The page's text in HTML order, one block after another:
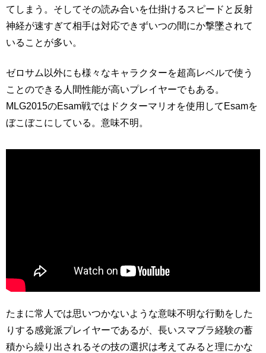
てしまう。そしてその読み合いを仕掛けるスピードと反射
神経が速すぎて相手は対応できずいつの間にか撃墜されて
いることが多い。
ゼロサム以外にも様々なキャラクターを超高レベルで使う
ことのできる人間性能が高いプレイヤーでもある。
MLG2015のEsam戦ではドクターマリオを使用してEsamを
ぼこぼこにしている。意味不明。
たまに常人では思いつかないような意味不明な行動をした
りする感覚派プレイヤーであるが、長いスマブラ経験の蓄
積から繰り出されるその技の選択は考えてみると理にかな